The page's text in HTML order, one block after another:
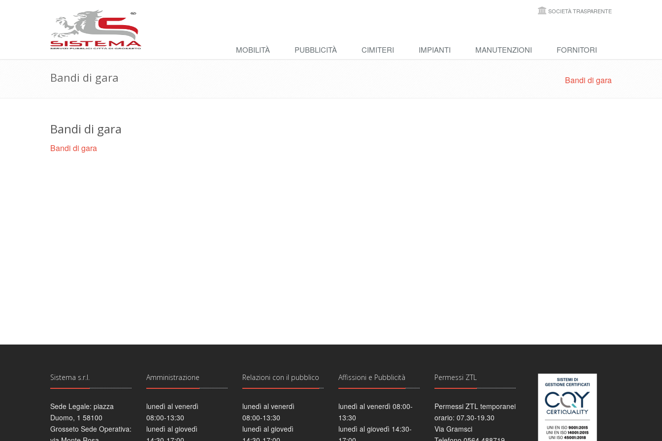
SOCIETÀ TRASPARENTE
MOBILITÀ PUBBLICITÀ CIMITERI IMPIANTI MANUTENZIONI FORNITORI
Bandi di gara Bandi di gara
Bandi di gara
Bandi di gara
Sistema s.r.l.
Sede Legale: piazza
Duomo, 1 58100
Grosseto Sede Operativa:
Amministrazione
lunedì al venerdì
08:00-13:30
lunedì al giovedì
Relazioni con il pubblico
lunedì al venerdì
08:00-13:30
lunedì al giovedì
Affissioni e Pubblicità
lunedì al venerdì 08:00-
13:30
lunedì al giovedì 14:30-
Permessi ZTL
Permessi ZTL temporanei
orario: 07.30-19.30
Via Gramsci